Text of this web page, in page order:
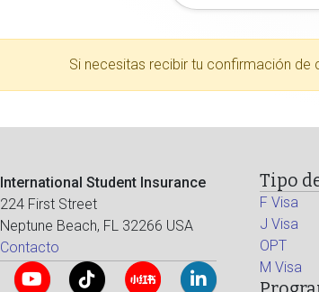
Si necesitas recibir tu confirmación de
International Student Insurance
224 First Street
Neptune Beach, FL 32266 USA
Contacto
Tipo
F Visa
J Visa
OPT
M Visa